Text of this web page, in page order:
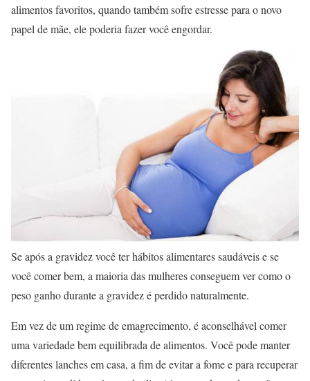
alimentos favoritos, quando também sofre estresse para o novo
papel de mãe, ele poderia fazer você engordar.
Se após a gravidez você ter hábitos alimentares saudáveis e se
você comer bem, a maioria das mulheres conseguem ver como o
peso ganho durante a gravidez é perdido naturalmente.
Em vez de um regime de emagrecimento, é aconselhável comer
uma variedade bem equilibrada de alimentos. Você pode manter
diferentes lanches em casa, a fim de evitar a fome e para recuperar